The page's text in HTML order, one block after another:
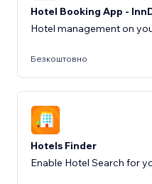
Hotel Booking App -
Hotel management on
Безкоштовно
Hotels Finder
Enable Hotel Search for